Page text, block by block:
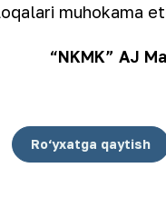
muhokama
“NKMK” AJ
Ro‘yxatga qaytish